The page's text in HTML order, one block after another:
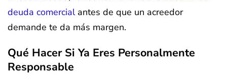
deuda comercialantes de que un acreedor
demande te da más margen.
Qué Hacer Si Ya Eres Personalmente
Responsable